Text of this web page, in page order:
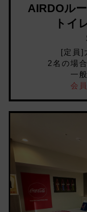
AIRDOル
トイ
[定員]
2名の場
一
会